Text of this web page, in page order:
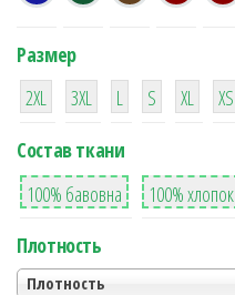
Размер
38
2XL
16
3XL
42
L
42
S
42
XL XS
Состав ткани
8
100% бавовна
36
100% хлопок
Плотность
Плотность